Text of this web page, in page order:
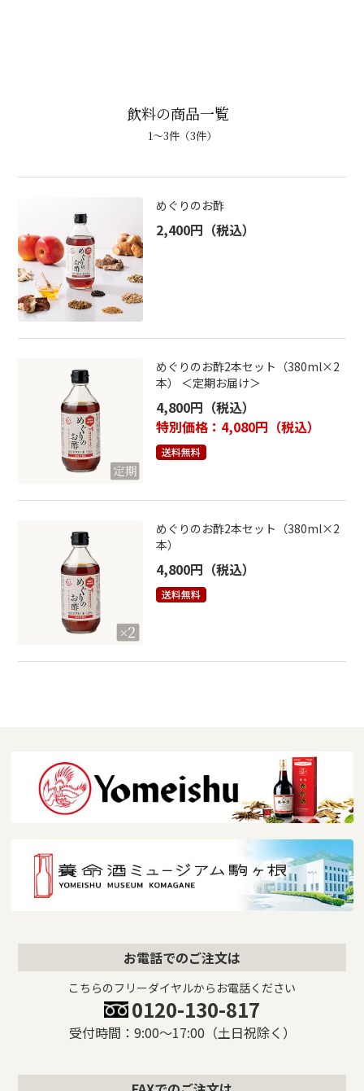
飲料の商品一覧
1〜3件（3件）
めぐりのお酢
2,400円 （税込）
めぐりのお酢2本セット（380ml×2
本） ＜定期お届け＞
4,800円 （税込）
特別価格：4,080円 （税込）
めぐりのお酢2本セット（380ml×2
本）
4,800円 （税込）
お電話でのご注文は
こちらのフリーダイヤルからお電話ください
0120-130-817
受付時間：9:00〜17:00（土日祝除く）